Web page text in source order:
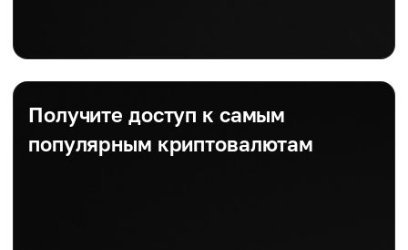
Получите доступ к самым
популярным криптовалютам